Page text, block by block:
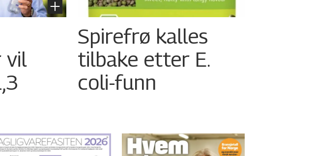
vil
Spirefrø kalles
tilbake etter E.
coli-funn